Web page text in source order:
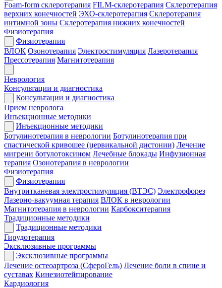
Foam-form склеротерапия FILM-склеротерапия Склеротерапия
верхних конечностей ЭХО-склеротерапия Склеротерапия
интимной зоны Склеротерапия нижних конечностей
Физиотерапия
Физиотерапия
ВЛОК Озонотерапия Электростимуляция Лазеротерапия
Прессотерапия Магнитотерапия
Неврология
Консультации и диагностика
Консультации и диагностика
Прием невролога
Инъекционные методики
Инъекционные методики
Ботулинотерапия в неврологии Ботулинотерапия при
спастической кривошее (цервикальной дистонии) Лечение
мигрени ботулотоксином Лечебные блокады Инфузионная
терапия Озонотерапия в неврологии
Физиотерапия
Физиотерапия
Внутритканевая электростимуляция (ВТЭС) Электрофорез
Лазерно-вакуумная терапия ВЛОК в неврологии
Магнитотерапия в неврологии Карбокситерапия
Традиционные методики
Традиционные методики
Гирудотерапия
Эксклюзивные программы
Эксклюзивные программы
Лечение остеоартроза (СфероГель) Лечение боли в спине и
суставах Кинезиотейпирование
Кардиология